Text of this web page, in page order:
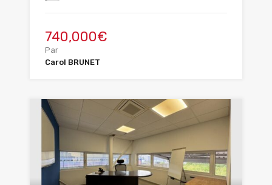
740,000€
Par
Carol BRUNET